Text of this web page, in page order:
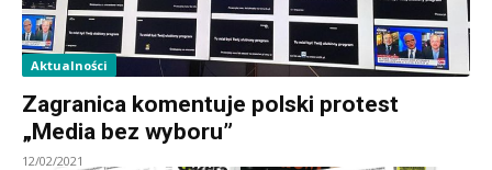
Aktualności
Zagranica komentuje polski protest
„Media bez wyboru”
12/02/2021